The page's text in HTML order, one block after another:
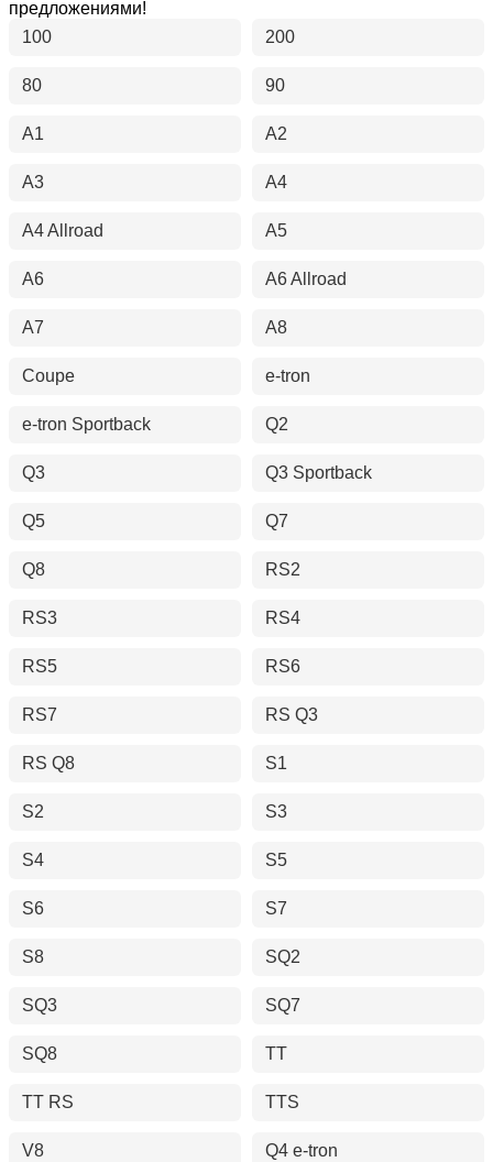
предложениями!
100
200
80 90
A1 A2
A3 A4
A4 Allroad A5
A6 A6 Allroad
A7 A8
Coupe e-tron
e-tron Sportback Q2
Q3 Q3 Sportback
Q5 Q7
Q8 RS2
RS3 RS4
RS5 RS6
RS7 RS Q3
RS Q8 S1
S2 S3
S4 S5
S6 S7
S8 SQ2
SQ3 SQ7
SQ8 TT
TT RS TTS
V8 Q4 e-tron